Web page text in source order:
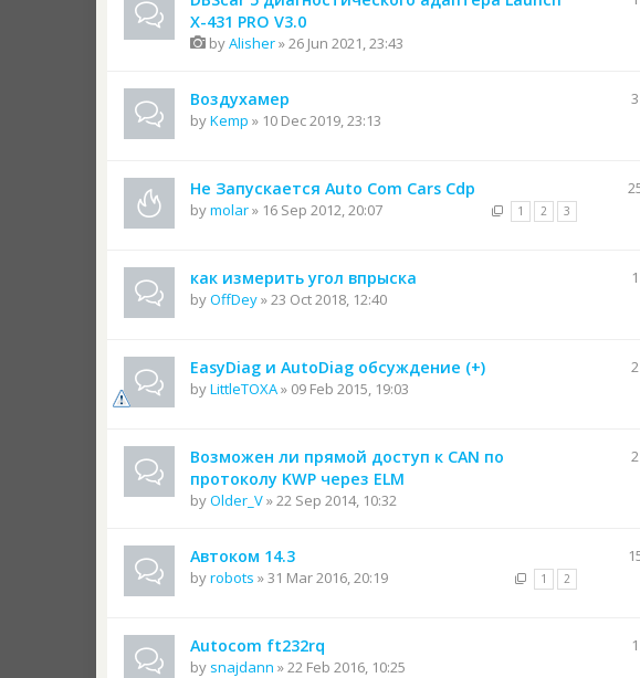
X-431 PRO V3.0
byAlisher» 26 Jun 2021, 23:43
Воздухамер
byKemp » 10 Dec 2019, 23:13
3
Не Запускается Auto Com Cars Cdp
1 2 3
bymolar» 16 Sep 2012, 20:07
как измерить угол впрыска
byOffDey» 23 Oct 2018, 12:40
1
EasyDiag и AutoDiag обсуждение (+)
byLittleTOXA» 09 Feb 2015, 19:03
2
Возможен ли прямой доступ к CAN по
протоколу KWP через ELM
byOlder_V» 22 Sep 2014, 10:32
2
Автоком 14.3
1 2
byrobots » 31 Mar 2016, 20:19
Autocom ft232rq
by snajdann » 22 Feb 2016, 10:25
1